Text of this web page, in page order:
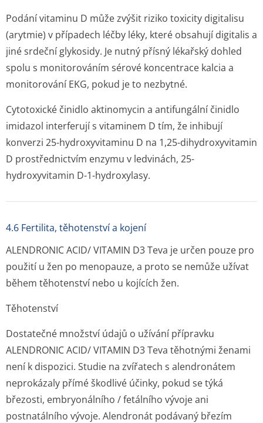
Podání vitaminu D může zvýšit riziko toxicity digitalisu
(arytmie) v případech léčby léky, které obsahují digitalis a
jiné srdeční glykosidy. Je nutný přísný lékařský dohled
spolu s monitorováním sérové koncentrace kalcia a
monitorování EKG, pokud je to nezbytné.
Cytotoxické činidlo aktinomycin a antifungální činidlo
imidazol interferují s vitaminem D tím, že inhibují
konverzi 25-hydroxyvitaminu D na 1,25-dihydroxyvitamin
D prostřednictvím enzymu v ledvinách, 25-
hydroxyvitamin D-1-hydroxylasy.
4.6 Fertilita, těhotenství a kojení
ALENDRONIC ACID/ VITAMIN D3 Teva je určen pouze pro
použití u žen po menopauze, a proto se nemůže užívat
během těhotenství nebo u kojících žen.
Těhotenství
Dostatečné množství údajů o užívání přípravku
ALENDRONIC ACID/ VITAMIN D3 Teva těhotnými ženami
není k dispozici. Studie na zvířatech s alendronátem
neprokázaly přímé škodlivé účinky, pokud se týká
březosti, embryonálního / fetálního vývoje ani
postnatálního vývoje. Alendronát podávaný březím